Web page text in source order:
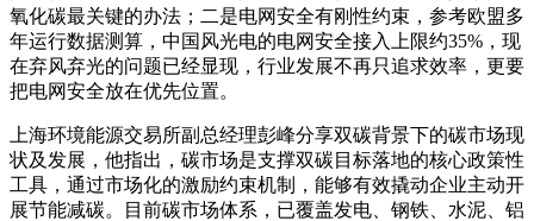
氧化碳最关键的办法；二是电网安全有刚性约束，参考欧盟多
年运行数据测算，中国风光电的电网安全接入上限约35%，现
在弃风弃光的问题已经显现，行业发展不再只追求效率，更要
把电网安全放在优先位置。
上海环境能源交易所副总经理彭峰分享双碳背景下的碳市场现
状及发展，他指出，碳市场是支撑双碳目标落地的核心政策性
工具，通过市场化的激励约束机制，能够有效撬动企业主动开
展节能减碳。目前碳市场体系，已覆盖发电、钢铁、水泥、铝